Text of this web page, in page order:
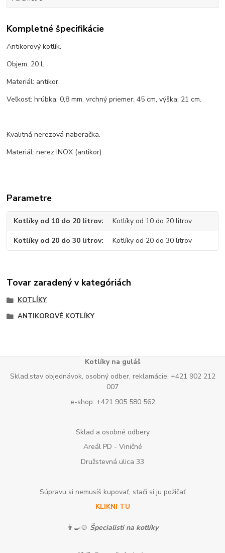
Kompletné špecifikácie
Antikorový kotlík.
Objem: 20 L.
Materiál: antikor.
Veľkosť: hrúbka: 0,8 mm, vrchný priemer: 45 cm, výška: 21 cm.
Kvalitná nerezová naberačka.
Materiál: nerez INOX (antikor).
Parametre
Kotlíky od 10 do 20 litrov Kotlíky od 10 do 20 litrov
Kotlíky od 20 do 30 litrov Kotlíky od 20 do 30 litrov
Tovar zaradený v kategóriách
KOTLÍKY
ANTIKOROVÉ KOTLÍKY
Kotlíky na guláš
Sklad,stav objednávok, osobný odber, reklamácie: +421 902 212
007
e-shop: +421 905 580 562
Sklad a osobné odbery
Areál PD - Viničné
Družstevná ulica 33
Súpravu si nemusíš kupovať, stačí si ju požičať
KLIKNI TU
👨‍🍳🍲 Špecialisti na kotlíky